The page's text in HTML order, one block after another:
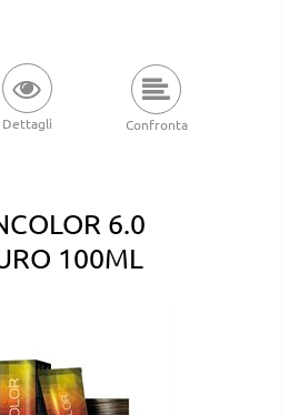
Dettagli Confronta
6.0
100ML